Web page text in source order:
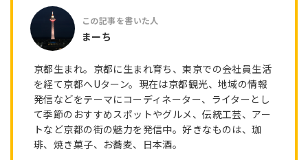
まーち
京都生まれ。京都に生まれ育ち、東京での会社員生活
を経て京都へUターン。現在は京都観光、地域の情報
発信などをテーマにコーディネーター、ライターとし
て季節のおすすめスポットやグルメ、伝統工芸、アー
トなど京都の街の魅力を発信中。好きなものは、珈
琲、焼き菓子、お蕎麦、日本酒。